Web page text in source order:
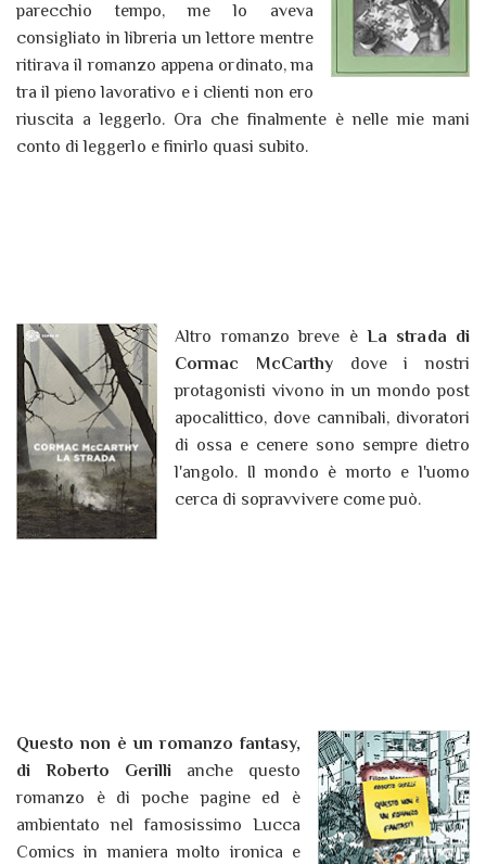
parecchio tempo, me lo aveva
consigliato in libreria un lettore mentre
ritirava il romanzo appena ordinato, ma
tra il pieno lavorativo e i clienti non ero
riuscita a leggerlo. Ora che finalmente è nelle mie mani
conto di leggerlo e finirlo quasi subito.
Altro romanzo breve è La strada di
Cormac McCarthy dove i nostri
protagonisti vivono in un mondo post
apocalittico, dove cannibali, divoratori
di ossa e cenere sono sempre dietro
l'angolo. Il mondo è morto e l'uomo
cerca di sopravvivere come può.
Questo non è un romanzo fantasy,
di Roberto Gerilli anche questo
romanzo è di poche pagine ed è
ambientato nel famosissimo Lucca
Comics in maniera molto ironica e